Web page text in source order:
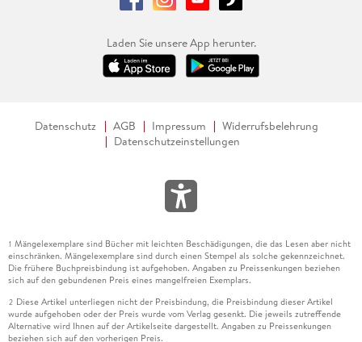
Laden Sie unsere App herunter.
Datenschutz AGB Impressum
Widerrufsbelehrung
Datenschutzeinstellungen
1 Mängelexemplare sind Bücher mit leichten Beschädigungen, die das Lesen aber nicht
einschränken. Mängelexemplare sind durch einen Stempel als solche gekennzeichnet.
Die frühere Buchpreisbindung ist aufgehoben. Angaben zu Preissenkungen beziehen
sich auf den gebundenen Preis eines mangelfreien Exemplars.
2 Diese Artikel unterliegen nicht der Preisbindung, die Preisbindung dieser Artikel
wurde aufgehoben oder der Preis wurde vom Verlag gesenkt. Die jeweils zutreffende
Alternative wird Ihnen auf der Artikelseite dargestellt. Angaben zu Preissenkungen
beziehen sich auf den vorherigen Preis.